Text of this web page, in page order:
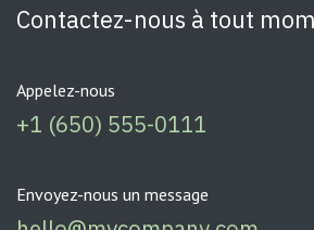
Contactez-nous à tout
Appelez-nous
+1 (650) 555-0111
Envoyez-nous un message